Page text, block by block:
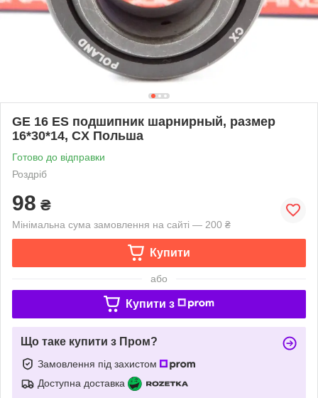
GE 16 ES подшипник шарнирный, размер
16*30*14, CX Польша
Готово до відправки
Роздріб
98 ₴
Мінімальна сума замовлення на сайті — 200 ₴
Купити
або
Купити з
Що таке купити з Пром?
Замовлення під захистом
Доступна доставка